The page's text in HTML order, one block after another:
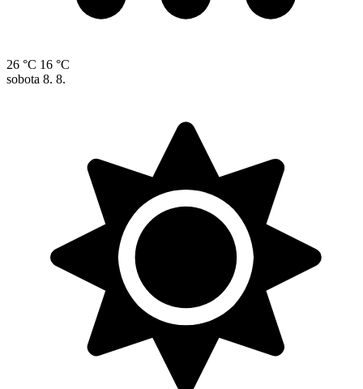
26 °C 16 °C
sobota 8. 8.